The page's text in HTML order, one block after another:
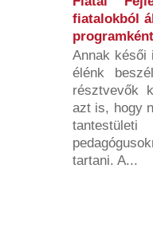
fiatalokból
Annak késői
élénk
résztvevők
azt is, hogy
tartani. A...